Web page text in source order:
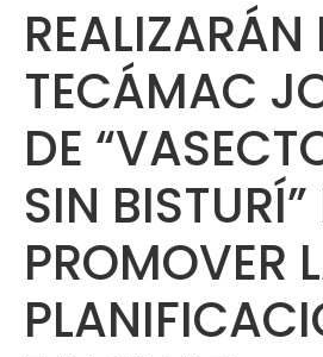
REALIZARÁN
TECÁMAC
DE
SIN
PROMOVER